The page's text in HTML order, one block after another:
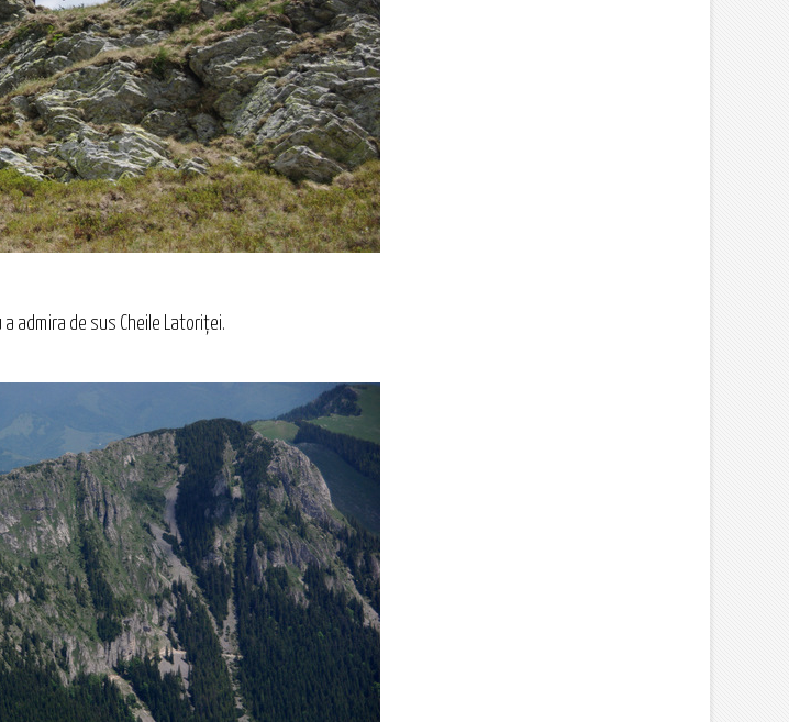
admira de sus Cheile Latoriței.